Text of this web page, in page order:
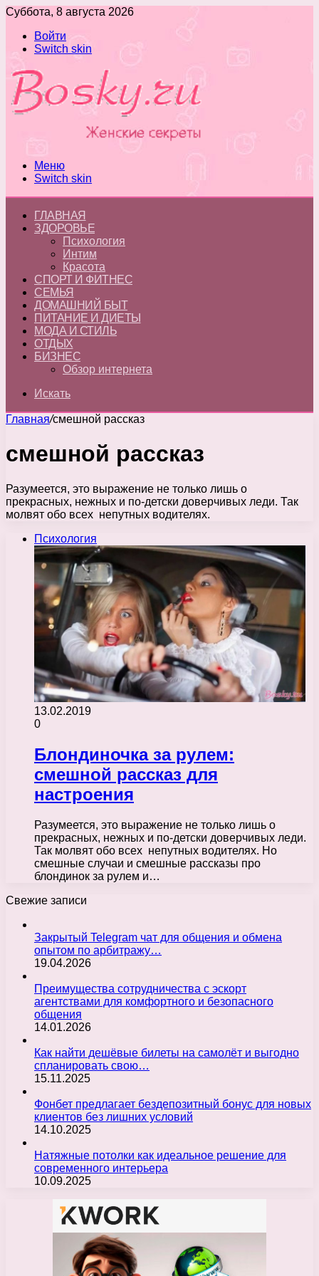
Суббота, 8 августа 2026
Войти
Switch skin
Меню
Switch skin
ГЛАВНАЯ
ЗДОРОВЬЕ
Психология
Интим
Красота
СПОРТ И ФИТНЕС
СЕМЬЯ
ДОМАШНИЙ БЫТ
ПИТАНИЕ И ДИЕТЫ
МОДА И СТИЛЬ
ОТДЫХ
БИЗНЕС
Обзор интернета
Искать
Главная/смешной рассказ
смешной рассказ
Разумеется, это выражение не только лишь о
прекрасных, нежных и по-детски доверчивых леди. Так
молвят обо всех непутных водителях.
Психология
13.02.2019
0
Блондиночка за рулем:
смешной рассказ для
настроения
Разумеется, это выражение не только лишь о
прекрасных, нежных и по-детски доверчивых леди.
Так молвят обо всех непутных водителях. Но
смешные случаи и смешные рассказы про
блондинок за рулем и…
Свежие записи
Закрытый Telegram чат для общения и обмена
опытом по арбитражу…
19.04.2026
Преимущества сотрудничества с эскорт
агентствами для комфортного и безопасного
общения
14.01.2026
Как найти дешёвые билеты на самолёт и выгодно
спланировать свою…
15.11.2025
Фонбет предлагает бездепозитный бонус для новых
клиентов без лишних условий
14.10.2025
Натяжные потолки как идеальное решение для
современного интерьера
10.09.2025